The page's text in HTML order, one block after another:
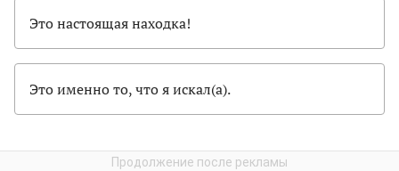
Это настоящая находка!
Это именно то, что я искал(а).